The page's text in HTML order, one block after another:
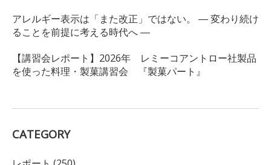
アレルギー表示は「また改正」ではない。 ― 変わり続け
ることを前提に考える時代へ ―
【講習会レポート】2026年 レミーコアントロー社製品
を使った料理・製菓講習会 『製菓パート』
CATEGORY